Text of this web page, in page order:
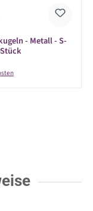
- Metall - S-